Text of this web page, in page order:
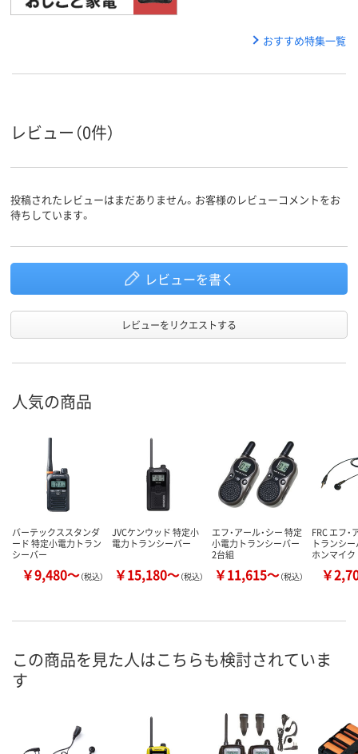
おすすめ特集一覧
レビュー（0件）
投稿されたレビューはまだありません。お客様のレビューコメントをお
待ちしています。
レビューを書く
レビューをリクエストする
人気の商品
バーテックススタンダ
ード 特定小電力トラン
シーバー
￥9,480～（税込）
JVCケンウッド 特定小
電力トランシーバー
￥15,180～（税込）
エフ・アール・シー 特定
小電力トランシーバー
2台組
￥11,615～（税込）
FRC エフ・
トランシ
ホンマイ
￥
この商品を見た人はこちらも検討されていま
す